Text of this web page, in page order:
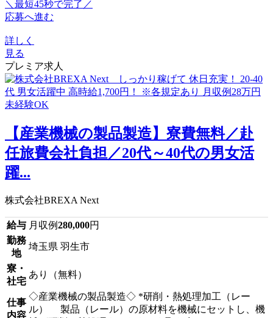
＼最短45秒で完了／
応募へ進む
詳しく
見る
プレミア求人
【産業機械の製品製造】寮費無料／赴
任旅費会社負担／20代～40代の男女活
躍...
株式会社BREXA Next
給与 月収例280,000円
勤務
地
埼玉県 羽生市
寮・
社宅
あり（無料）
仕事
内容
◇産業機械の製品製造◇ *研削・熱処理加工（レー
ル） 製品（レール）の原材料を機械にセットし、機